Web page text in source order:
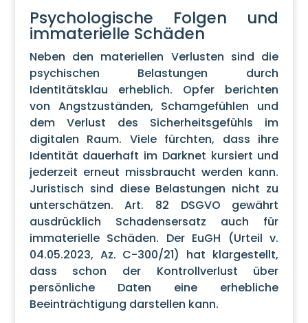
Psychologische Folgen und
immaterielle Schäden
Neben den materiellen Verlusten sind die
psychischen Belastungen durch
Identitätsklau erheblich. Opfer berichten
von Angstzuständen, Schamgefühlen und
dem Verlust des Sicherheitsgefühls im
digitalen Raum. Viele fürchten, dass ihre
Identität dauerhaft im Darknet kursiert und
jederzeit erneut missbraucht werden kann.
Juristisch sind diese Belastungen nicht zu
unterschätzen. Art. 82 DSGVO gewährt
ausdrücklich Schadensersatz auch für
immaterielle Schäden. Der EuGH (Urteil v.
04.05.2023, Az. C-300/21) hat klargestellt,
dass schon der Kontrollverlust über
persönliche Daten eine erhebliche
Beeinträchtigung darstellen kann.